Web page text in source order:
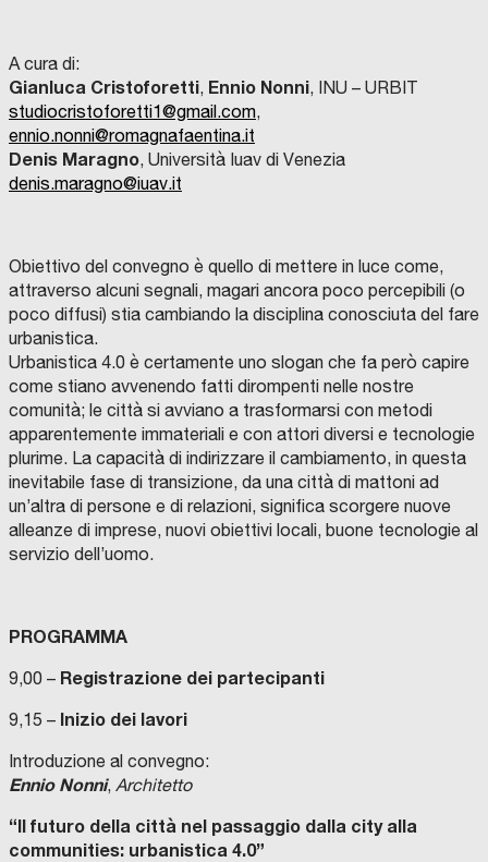
A cura di:
Gianluca Cristoforetti, Ennio Nonni, INU – URBIT
studiocristoforetti1@gmail.com,
ennio.nonni@romagnafaentina.it
Denis Maragno, Università Iuav di Venezia
denis.maragno@iuav.it
Obiettivo del convegno è quello di mettere in luce come,
attraverso alcuni segnali, magari ancora poco percepibili (o
poco diffusi) stia cambiando la disciplina conosciuta del fare
urbanistica.
Urbanistica 4.0 è certamente uno slogan che fa però capire
come stiano avvenendo fatti dirompenti nelle nostre
comunità; le città si avviano a trasformarsi con metodi
apparentemente immateriali e con attori diversi e tecnologie
plurime. La capacità di indirizzare il cambiamento, in questa
inevitabile fase di transizione, da una città di mattoni ad
un’altra di persone e di relazioni, significa scorgere nuove
alleanze di imprese, nuovi obiettivi locali, buone tecnologie al
servizio dell’uomo.
PROGRAMMA
9,00 – Registrazione dei partecipanti
9,15 – Inizio dei lavori
Introduzione al convegno:
Ennio Nonni, Architetto
“Il futuro della città nel passaggio dalla city alla
communities: urbanistica 4.0”